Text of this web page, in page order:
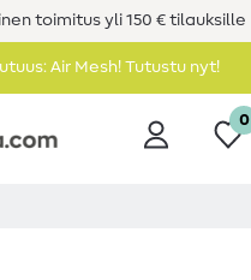
toimitus yli 150 € tilauksille
Air Mesh! Tutustu nyt!
0